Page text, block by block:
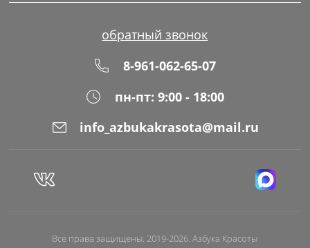
Макияж
Оплата
обратный звонок
8-961-062-65-07
пн-пт: 9:00 - 18:00
info_azbukakrasota@mail.ru
Все права защищены. 2019-2026. Азбука Красоты